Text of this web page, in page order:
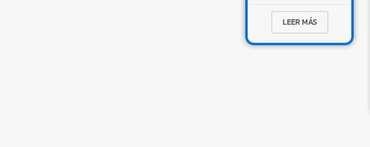
LEER MÁS